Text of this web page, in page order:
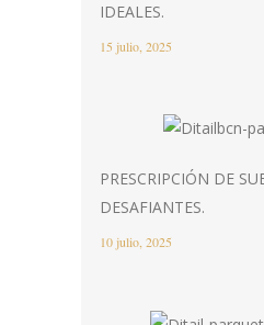
IDEALES.
15 julio, 2025
PRESCRIPCIÓN DE
DESAFIANTES.
10 julio, 2025